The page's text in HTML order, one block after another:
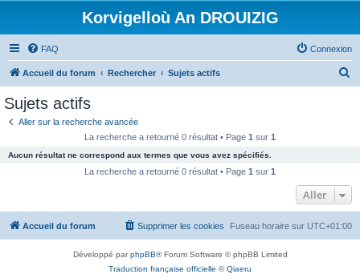
Korvigelloù An DROUIZIG
FAQ Connexion
Accueil du forum Rechercher Sujets actifs
c
e
Sujets actifs
Aller sur la recherche avancée
La recherche a retourné 0 résultat • Page 1 sur 1
Aucun résultat ne correspond aux termes que vous avez spécifiés.
La recherche a retourné 0 résultat • Page 1 sur 1
Aller
Accueil du forum Fuseau horaire sur UTC+01:00
Supprimer les cookies
Développé parphpBB® Forum Software © phpBB Limited
Traduction française officielle ©Qiaeru